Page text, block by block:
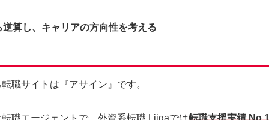
算し、キャリアの方向性を考える
職サイトは『アサイン』です。
職エージェントで、外資系転職 Liigaでは転職支援実績